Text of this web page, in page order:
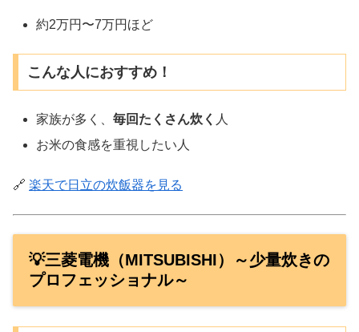
約2万円〜7万円ほど
こんな人におすすめ！
家族が多く、毎回たくさん炊く 人
お米の食感を重視したい人
🔗 楽天で日立の炊飯器を見る
💡三菱電機（MITSUBISHI）～少量炊きの
プロフェッショナル～